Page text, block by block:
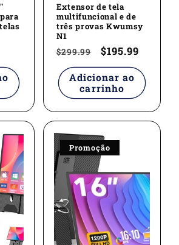
Extensor de tela
multifuncional e de
três provas Kwumsy
N1
Preço
normal
$299.99
Preço
promocional
$195.99
Adicionar ao
carrinho
Promoção